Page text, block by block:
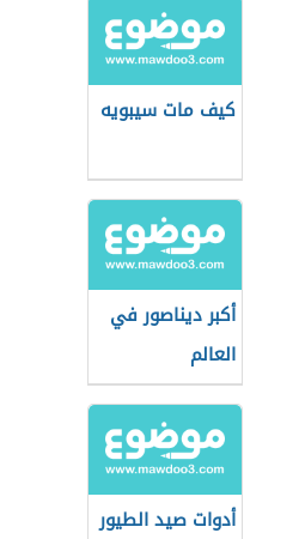
كيف مات سيبويه
أكبر ديناصور في
العالم
أدوات صيد الطيور